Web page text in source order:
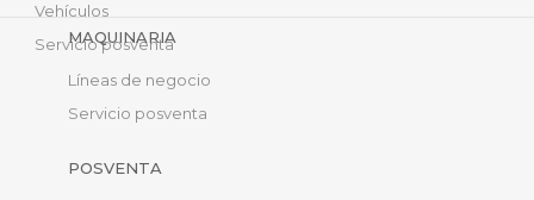
Vehículos
Servicio posventa
MAQUINARIA
Líneas de negocio
Servicio posventa
POSVENTA